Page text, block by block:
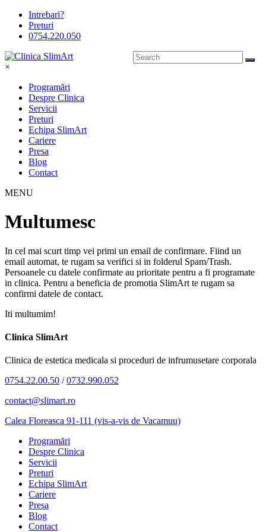
Intrebari?
Preturi
0754.220.050
×
Programări
Despre Clinica
Servicii
Preturi
Echipa SlimArt
Cariere
Presa
Blog
Contact
MENU
Multumesc
In cel mai scurt timp vei primi un email de confirmare. Fiind un
email automat, te rugam sa verifici si in folderul Spam/Trash.
Persoanele cu datele confirmate au prioritate pentru a fi programate
in clinica. Pentru a beneficia de promotia SlimArt te rugam sa
confirmi datele de contact.
Iti multumim!
Clinica SlimArt
Clinica de estetica medicala si proceduri de infrumusetare corporala
0754.22.00.50 /0732.990.052
contact@slimart.ro
Calea Floreasca 91-111 (vis-a-vis de Vacamuu)
Programări
Despre Clinica
Servicii
Preturi
Echipa SlimArt
Cariere
Presa
Blog
Contact